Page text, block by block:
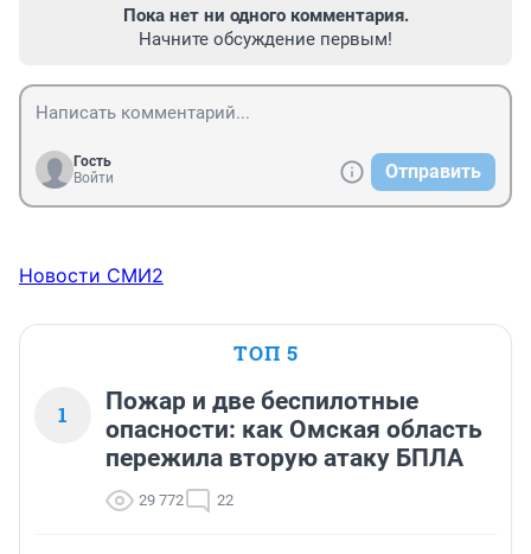
Пока нет ни одного комментария.
Начните обсуждение первым!
Гость
Войти
Отправить
Новости СМИ2
ТОП 5
1
Пожар и две беспилотные
опасности: как Омская область
пережила вторую атаку БПЛА
29 772 22